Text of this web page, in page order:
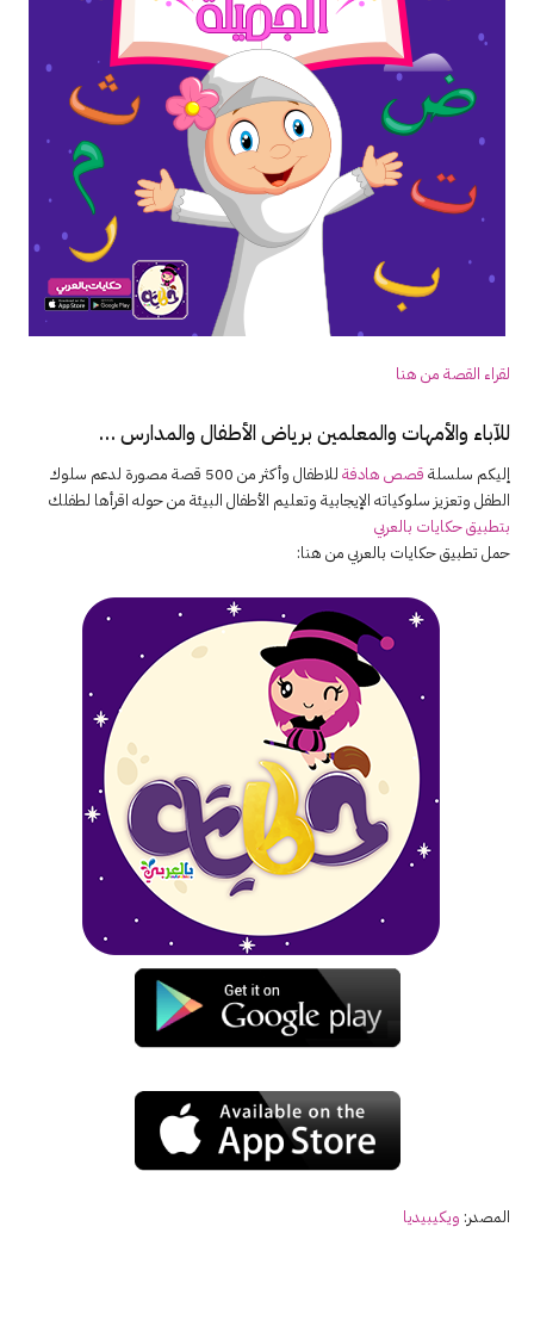
لقراء القصة من هنا
للآباء والأمهات والمعلمين برياض الأطفال والمدارس …
إليكم سلسلة قصص هادفة
للاطفال وأكثر من 500 قصة مصورة لدعم سلوك
الطفل وتعزيز سلوكياته الإيجابية وتعليم الأطفال البيئة من حوله اقرأها لطفلك
بتطبيق حكايات بالعربي
حمل تطبيق حكايات بالعربي من هنا:
المصدر: ويكيبيديا